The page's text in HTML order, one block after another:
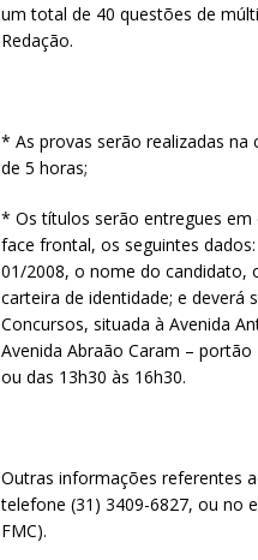
um total de 40 questões de
Redação.
* As provas serão realizadas na
de 5 horas;
* Os títulos serão entregues
face frontal, os seguintes
01/2008, o nome do candidato,
carteira de identidade; e deverá
Concursos, situada à Avenida
Avenida Abraão Caram –
ou das 13h30 às 16h30.
Outras informações referentes
telefone (31) 3409-6827, ou no
FMC).